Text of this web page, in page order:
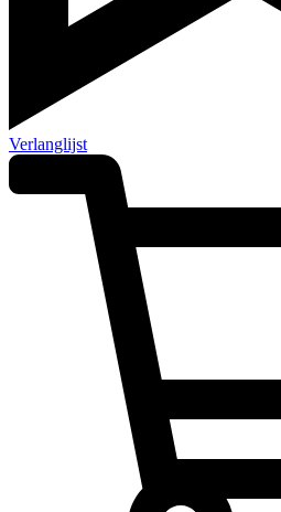
Verlanglijst